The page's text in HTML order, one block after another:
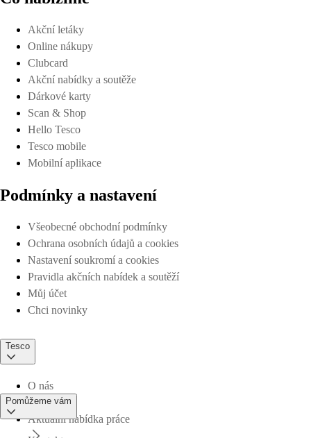
Akční letáky
Online nákupy
Clubcard
Akční nabídky a soutěže
Dárkové karty
Scan & Shop
Hello Tesco
Tesco mobile
Mobilní aplikace
Podmínky a nastavení
Všeobecné obchodní podmínky
Ochrana osobních údajů a cookies
Nastavení soukromí a cookies
Pravidla akčních nabídek a soutěží
Můj účet
Chci novinky
Tesco
O nás
Aktuální nabídka práce
Pomůžeme vám